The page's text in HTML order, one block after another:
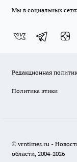
Мы в социальных
Редакционная
Политика этики
© vrntimes.ru -
области, 2004-2026